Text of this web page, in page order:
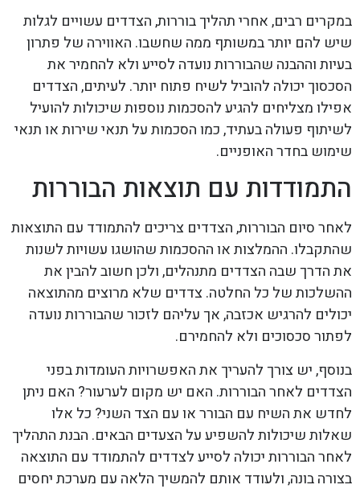
במקרים רבים, אחרי תהליך בוררות, הצדדים עשויים לגלות
שיש להם יותר במשותף ממה שחשבו. האווירה של פתרון
בעיות וההבנה שהבוררות נועדה לסייע ולא להחמיר את
הסכסוך יכולה להוביל לשיח פתוח יותר. לעיתים, הצדדים
אפילו מצליחים להגיע להסכמות נוספות שיכולות להועיל
לשיתוף פעולה בעתיד, כמו הסכמות על תנאי שירות או תנאי
שימוש בחדר האופניים.
התמודדות עם תוצאות הבוררות
לאחר סיום הבוררות, הצדדים צריכים להתמודד עם התוצאות
שהתקבלו. ההמלצות או ההסכמות שהושגו עשויות לשנות
את הדרך שבה הצדדים מתנהלים, ולכן חשוב להבין את
ההשלכות של כל החלטה. צדדים שלא מרוצים מהתוצאה
יכולים להרגיש אכזבה, אך עליהם לזכור שהבוררות נועדה
לפתור סכסוכים ולא להחמירם.
בנוסף, יש צורך להעריך את האפשרויות העומדות בפני
הצדדים לאחר הבוררות. האם יש מקום לערעור? האם ניתן
לחדש את השיח עם הבורר או עם הצד השני? כל אלו
שאלות שיכולות להשפיע על הצעדים הבאים. הבנת התהליך
לאחר הבוררות יכולה לסייע לצדדים להתמודד עם התוצאה
בצורה בונה, ולעודד אותם להמשיך הלאה עם מערכת יחסים